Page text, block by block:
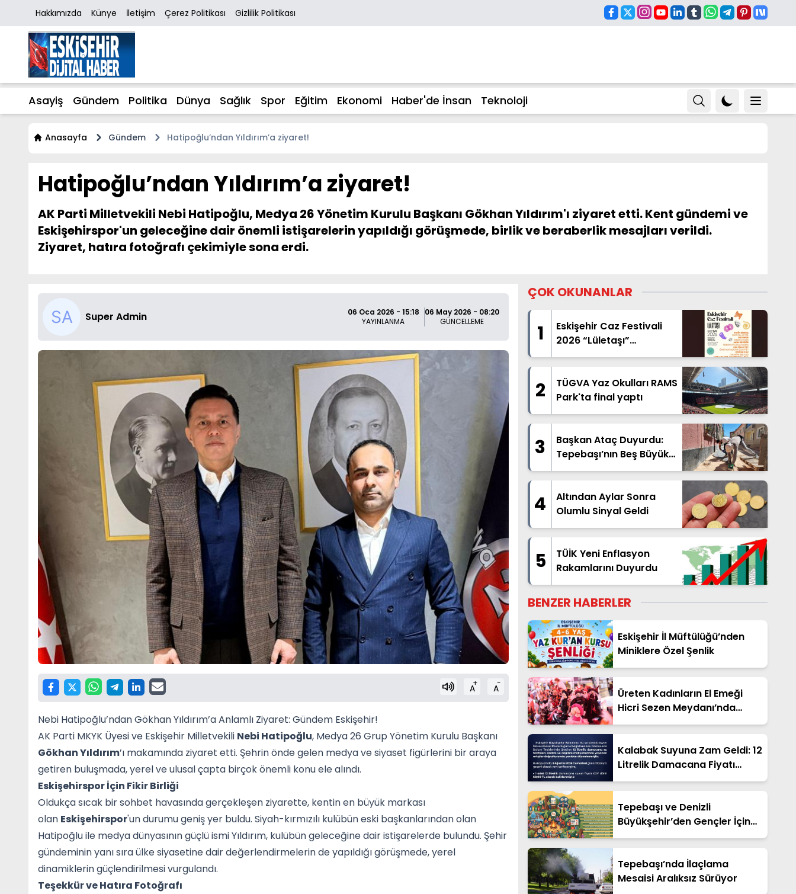
Hakkımızda Künye İletişim Çerez Politikası Gizlilik Politikası
Asayiş Gündem Politika Dünya Sağlık Spor Eğitim Ekonomi Haber'de İnsan Teknoloji
Anasayfa Gündem Hatipoğlu’ndan Yıldırım’a ziyaret!
Hatipoğlu’ndan Yıldırım’a ziyaret!
AK Parti Milletvekili Nebi Hatipoğlu, Medya 26 Yönetim Kurulu Başkanı Gökhan Yıldırım'ı ziyaret etti. Kent gündemi ve
Eskişehirspor'un geleceğine dair önemli istişarelerin yapıldığı görüşmede, birlik ve beraberlik mesajları verildi.
Ziyaret, hatıra fotoğrafı çekimiyle sona erdi.
Super Admin
06 Oca 2026 - 15:18
YAYINLANMA
06 May 2026 - 08:20
GÜNCELLEME
A+ A-
Nebi Hatipoğlu’ndan Gökhan Yıldırım’a Anlamlı Ziyaret: Gündem Eskişehir!
AK Parti MKYK Üyesi ve Eskişehir Milletvekili Nebi Hatipoğlu, Medya 26 Grup Yönetim Kurulu Başkanı
Gökhan Yıldırım’ı makamında ziyaret etti. Şehrin önde gelen medya ve siyaset figürlerini bir araya
getiren buluşmada, yerel ve ulusal çapta birçok önemli konu ele alındı.
Eskişehirspor İçin Fikir Birliği
Oldukça sıcak bir sohbet havasında gerçekleşen ziyarette, kentin en büyük markası
olan Eskişehirspor'un durumu geniş yer buldu. Siyah-kırmızılı kulübün eski başkanlarından olan
Hatipoğlu ile medya dünyasının güçlü ismi Yıldırım, kulübün geleceğine dair istişarelerde bulundu. Şehir
gündeminin yanı sıra ülke siyasetine dair değerlendirmelerin de yapıldığı görüşmede, yerel
dinamiklerin güçlendirilmesi vurgulandı.
Teşekkür ve Hatıra Fotoğrafı
ÇOK OKUNANLAR
1
Eskişehir Caz Festivali
2026 “Lületaşı”
Temasıyla Geliyor
2
TÜGVA Yaz Okulları RAMS
Park'ta final yaptı
3
Başkan Ataç Duyurdu:
Tepebaşı’nın Beş Büyük
Mahallesinde Geniş
Hamlesi Başladı
4
Altından Aylar Sonra
Olumlu Sinyal Geldi
5
TÜİK Yeni Enflasyon
Rakamlarını Duyurdu
BENZER HABERLER
Eskişehir İl Müftülüğü’nden
Miniklere Özel Şenlik
Üreten Kadınların El Emeği
Hicri Sezen Meydanı’nda
Hayat Bulacak
Kalabak Suyuna Zam Geldi: 12
Litrelik Damacana Fiyatı
Güncellendi!
Tepebaşı ve Denizli
Büyükşehir’den Gençler İçin
Ücretsiz Cankurtaran Yaz
Tepebaşı’nda İlaçlama
Mesaisi Aralıksız Sürüyor